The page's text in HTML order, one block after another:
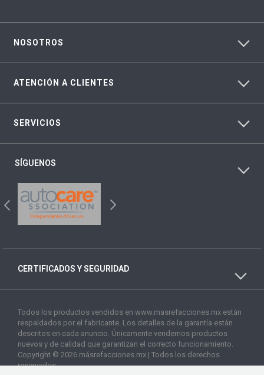
NOSOTROS
ATENCIÓN A CLIENTES
SERVICIOS
SÍGUENOS
CERTIFICADOS Y SEGURIDAD
Todos los productos vendidos en www.masrefacciones.mx están
respaldados por el fabricante. Los detalles de la garantía están
descritos en cada anuncio. Únicamente vendemos productos
nuevos y de calidad que garantizan el correcto funcionamiento.
Copyright © 2026 másrefacciones.mx | Todos los derechos
reservados